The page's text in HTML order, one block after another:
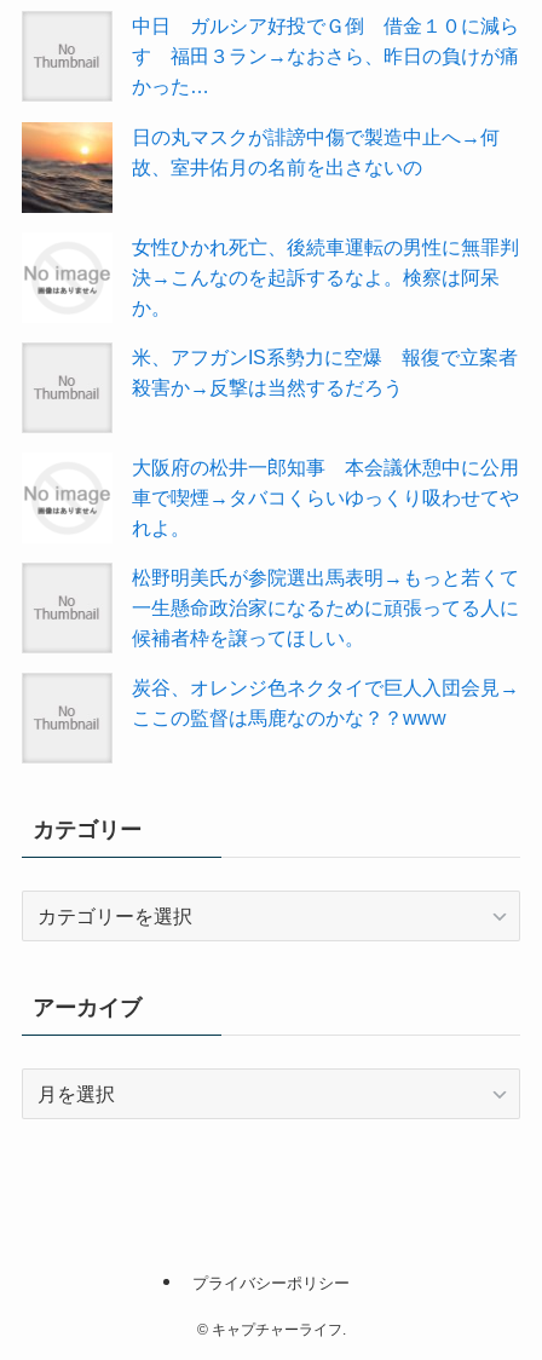
中日 ガルシア好投でＧ倒 借金１０に減ら
す 福田３ラン→なおさら、昨日の負けが痛
かった…
日の丸マスクが誹謗中傷で製造中止へ→何
故、室井佑月の名前を出さないの
女性ひかれ死亡、後続車運転の男性に無罪判
決→こんなのを起訴するなよ。検察は阿呆
か。
米、アフガンIS系勢力に空爆 報復で立案者
殺害か→反撃は当然するだろう
大阪府の松井一郎知事 本会議休憩中に公用
車で喫煙→タバコくらいゆっくり吸わせてや
れよ。
松野明美氏が参院選出馬表明→もっと若くて
一生懸命政治家になるために頑張ってる人に
候補者枠を譲ってほしい。
炭谷、オレンジ色ネクタイで巨人入団会見→
ここの監督は馬鹿なのかな？？www
カテゴリー
リ
ー
アーカイブ
プライバシーポリシー
©キャプチャーライフ.